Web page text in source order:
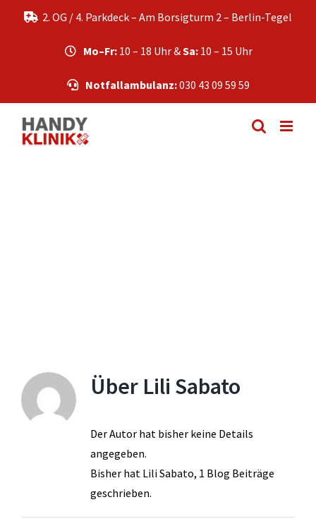
2. OG / 4. Parkdeck – Am Borsigturm 2 – Berlin-Tegel
Mo–Fr:10 – 18 Uhr &Sa:10 – 15 Uhr
Notfallambulanz:030 43 09 59 59
Über Lili Sabato
Der Autor hat bisher keine Details
angegeben.
Bisher hat Lili Sabato, 1 Blog Beiträge
geschrieben.